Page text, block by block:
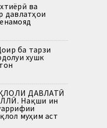
ва
давлатҳои
ба тарзи
хушк
ДАВЛАТӢ
Нақши ин
муҳим аст